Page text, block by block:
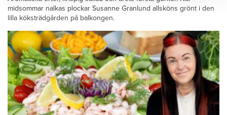
midsommar nalkas plockar Susanne Granlund allsköns grönt i den
lilla köksträdgården på balkongen.